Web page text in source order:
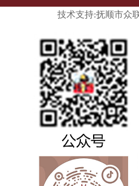
技术支持:抚顺市众